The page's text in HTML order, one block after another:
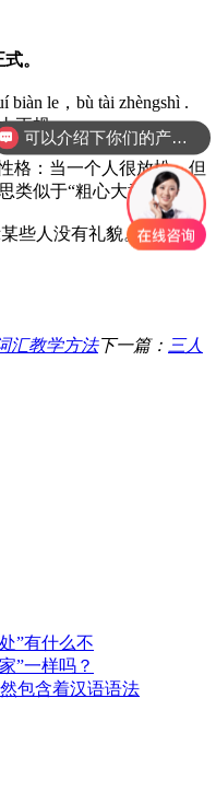
。
biàn le，bù tài zhèngshì .
正规。
格：当一个人很放松，但
类似于“粗心大意”。
些人没有礼貌。
汇教学方法下一篇： 三人
”有什么不
”一样吗？
包含着汉语语法
可以介绍下你们的产品么？